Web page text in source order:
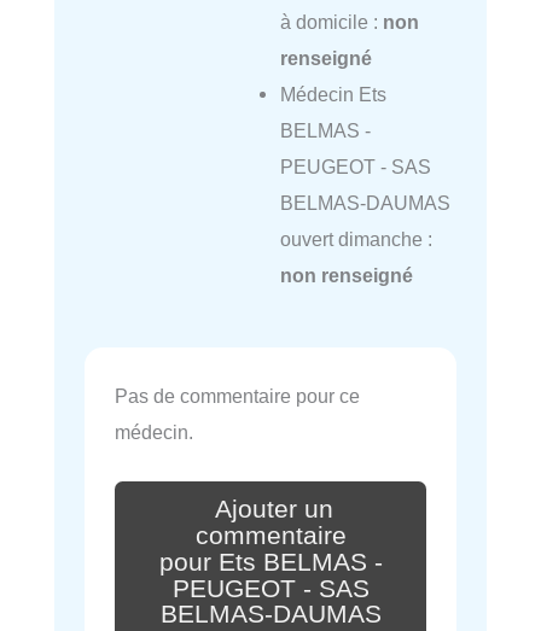
à domicile : non
renseigné
Médecin Ets
BELMAS -
PEUGEOT - SAS
BELMAS-DAUMAS
ouvert dimanche :
non renseigné
Pas de commentaire pour ce
médecin.
Ajouter un
commentaire
pour Ets BELMAS -
PEUGEOT - SAS
BELMAS-DAUMAS